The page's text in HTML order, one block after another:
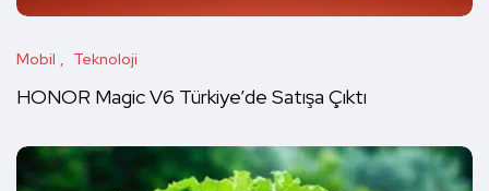
Mobil Teknoloji
HONOR Magic V6 Türkiye’de Satışa Çıktı